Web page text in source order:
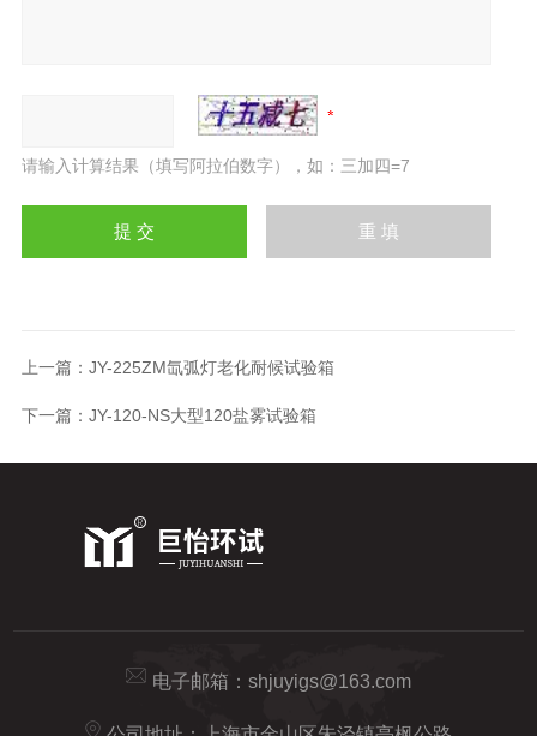
请输入计算结果（填写阿拉伯数字），如：三加四=7
上一篇： JY-225ZM氙弧灯老化耐候试验箱
下一篇： JY-120-NS大型120盐雾试验箱
电子邮箱： shjuyigs@163.com